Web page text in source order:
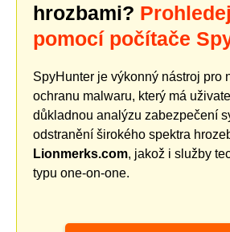
hrozbami?
pomocí počítače
SpyHunter je výkonný nástroj pro
ochranu malwaru, který má
důkladnou analýzu zabezpečení
odstranění širokého spektra
Lionmerks.com, jakož i služby
typu one-on-one.